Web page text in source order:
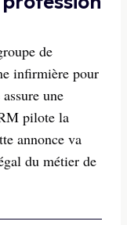
de
infirmière pour
une
pilote la
annonce va
du métier de